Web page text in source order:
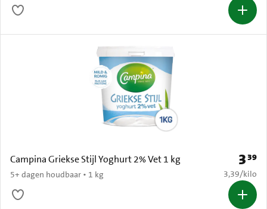
Campina Griekse Stijl Yoghurt 2% Vet 1 kg
5+ dagen houdbaar • 1 kg
Prijs:
339
€ 3,39 per
3,39/kilo